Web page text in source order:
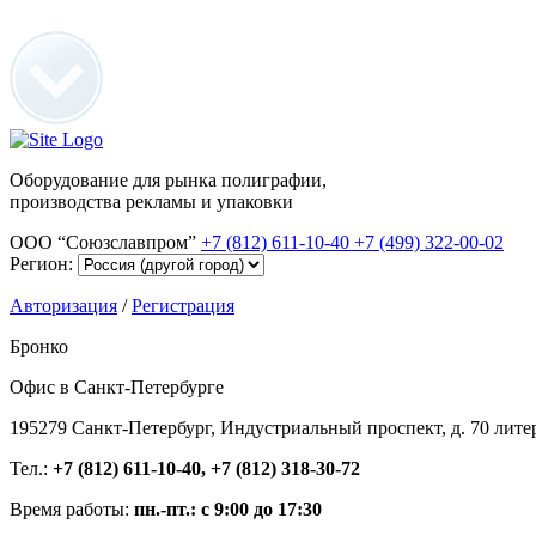
Оборудование для рынка полиграфии,
производства рекламы и упаковки
ООО “Союзславпром” +7 (812) 611-10-40 +7 (499) 322-00-02
Регион:
Авторизация /Регистрация
Бронко
Офис в Санкт-Петербурге
195279 Санкт-Петербург, Индустриальный проспект, д. 70
Тел.: +7 (812) 611-10-40, +7 (812) 318-30-72
Время работы: пн.-пт.: с 9:00 до 17:30